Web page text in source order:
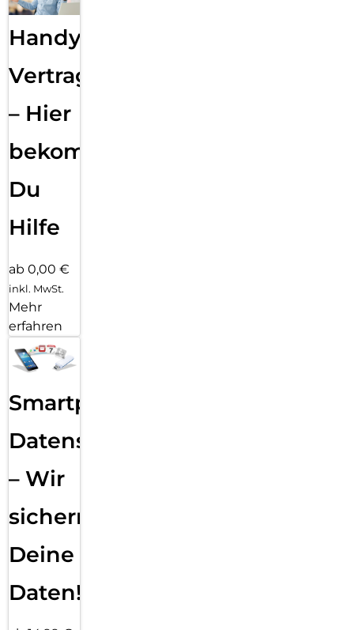
Handy
Vertragsabwicklung
– Hier
bekommst
Du
Hilfe
ab 0,00 €
inkl. MwSt.
Mehr
erfahren
Smartphone
Datensicherung
– Wir
sichern
Deine
Daten!